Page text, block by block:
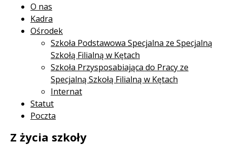
O nas
Kadra
Ośrodek
Szkoła Podstawowa Specjalna ze Specjalną
Szkołą Filialną w Kętach
Szkoła Przysposabiająca do Pracy ze
Specjalną Szkołą Filialną w Kętach
Internat
Statut
Poczta
Z życia szkoły